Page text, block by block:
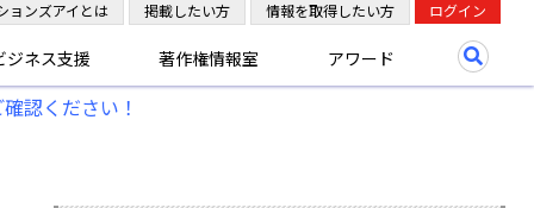
ジネス支援 著作権情報室 アワード
ョンズアイとは 掲載したい方 情報を取得したい方 ログイン
認ください！